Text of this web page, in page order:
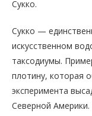
Сукко.
Сукко —
искусственном
таксодиумы.
плотину, которая
эксперимента
Северной